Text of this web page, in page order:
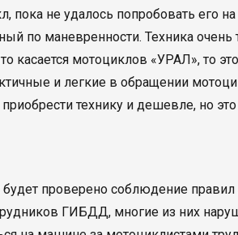
не удалось попробовать его
по маневренности. Техника очень
касается мотоциклов «УРАЛ», то
и легкие в обращении
технику и дешевле, но
проверено соблюдение
ГИБДД, многие из них